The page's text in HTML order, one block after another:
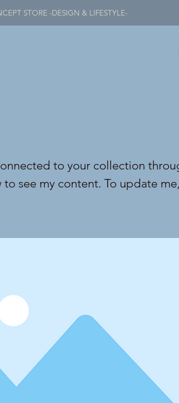
STORE -DESIGN & LIFESTYLE-
to your collection
to see my content. To update